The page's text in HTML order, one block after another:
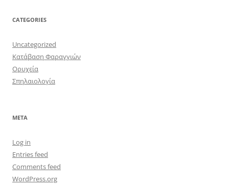
CATEGORIES
Uncategorized
Κατάβαση Φαραγγιών
Ορυχεία
Σπηλαιολογία
META
Log in
Entries feed
Comments feed
WordPress.org